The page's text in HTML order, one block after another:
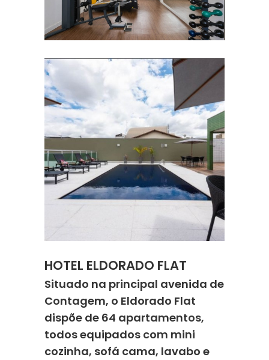
HOTEL ELDORADO FLAT
Situado na principal avenida de
Contagem, o Eldorado Flat
dispõe de 64 apartamentos,
todos equipados com mini
cozinha, sofá cama, lavabo e